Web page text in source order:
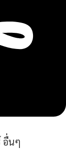
อื่นๆ